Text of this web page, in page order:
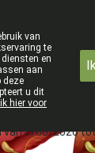
09 228 32 36
van 3/08/2026
van
te
en
aan
deze
u dit
hier voor